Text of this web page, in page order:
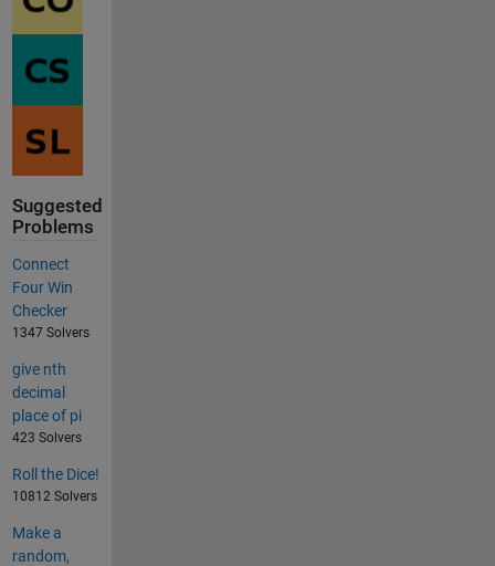
Suggested
Problems
Connect
Four Win
Checker
1347 Solvers
give nth
decimal
place of pi
423 Solvers
Roll the Dice!
10812 Solvers
Make a
random,